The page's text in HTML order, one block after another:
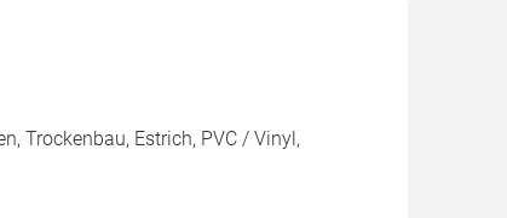
Trockenbau, Estrich, PVC / Vinyl,